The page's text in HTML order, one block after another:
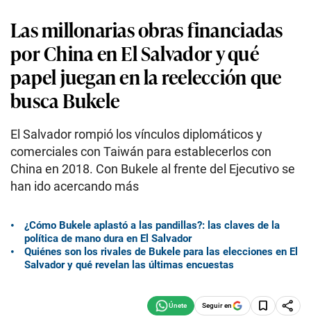
Las millonarias obras financiadas
por China en El Salvador y qué
papel juegan en la reelección que
busca Bukele
El Salvador rompió los vínculos diplomáticos y
comerciales con Taiwán para establecerlos con
China en 2018. Con Bukele al frente del Ejecutivo se
han ido acercando más
¿Cómo Bukele aplastó a las pandillas?: las claves de la
política de mano dura en El Salvador
Quiénes son los rivales de Bukele para las elecciones en El
Salvador y qué revelan las últimas encuestas
Seguir en